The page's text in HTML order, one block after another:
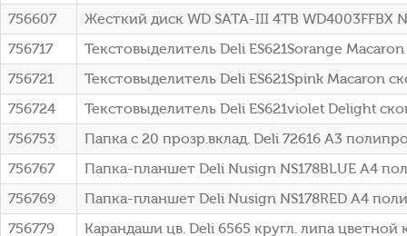
756607
Жесткий диск WD SATA-III 4TB WD4003FFBX
756717
Текстовыделитель Deli ES621Sorange
756721
Текстовыделитель Deli ES621Spink
756724
Текстовыделитель Deli ES621violet Delight
756753
Папка с 20 прозр.вклад. Deli 72616 A3
756767
Папка-планшет Deli Nusign NS178BLUE A4
756769
Папка-планшет Deli Nusign NS178RED A4
756779
Карандаши цв. Deli 6565 кругл. липа цветной